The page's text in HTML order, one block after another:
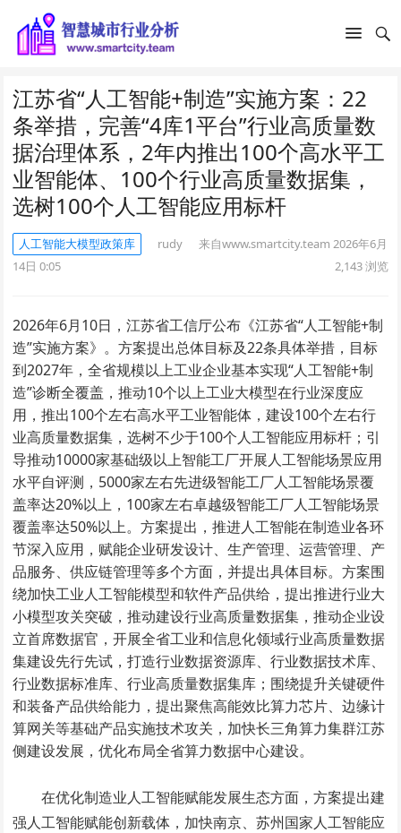
江苏省“人工智能+制造”实施方案：22
条举措，完善“4库1平台”行业高质量数
据治理体系，2年内推出100个高水平工
业智能体、100个行业高质量数据集，
选树100个人工智能应用标杆
人工智能大模型政策库 rudy 来自www.smartcity.team 2026年6月
14日 0:05
2,143浏览
2026年6月10日，江苏省工信厅公布《江苏省“人工智能+制
造”实施方案》。方案提出总体目标及22条具体举措，目标
到2027年，全省规模以上工业企业基本实现“人工智能+制
造”诊断全覆盖，推动10个以上工业大模型在行业深度应
用，推出100个左右高水平工业智能体，建设100个左右行
业高质量数据集，选树不少于100个人工智能应用标杆；引
导推动10000家基础级以上智能工厂开展人工智能场景应用
水平自评测，5000家左右先进级智能工厂人工智能场景覆
盖率达20%以上，100家左右卓越级智能工厂人工智能场景
覆盖率达50%以上。方案提出，推进人工智能在制造业各环
节深入应用，赋能企业研发设计、生产管理、运营管理、产
品服务、供应链管理等多个方面，并提出具体目标。方案围
绕加快工业人工智能模型和软件产品供给，提出推进行业大
小模型攻关突破，推动建设行业高质量数据集，推动企业设
立首席数据官，开展全省工业和信息化领域行业高质量数据
集建设先行先试，打造行业数据资源库、行业数据技术库、
行业数据标准库、行业高质量数据集库；围绕提升关键硬件
和装备产品供给能力，提出聚焦高能效比算力芯片、边缘计
算网关等基础产品实施技术攻关，加快长三角算力集群江苏
侧建设发展，优化布局全省算力数据中心建设。
在优化制造业人工智能赋能发展生态方面，方案提出建
强人工智能赋能创新载体，加快南京、苏州国家人工智能应